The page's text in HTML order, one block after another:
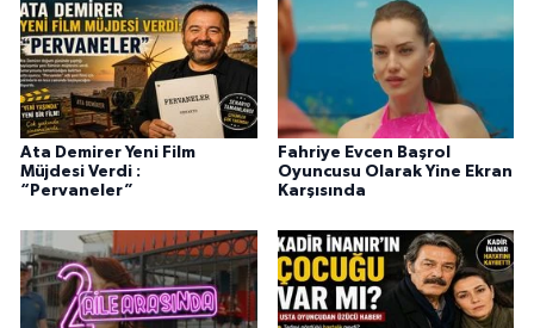
Ata Demirer Yeni Film
Müjdesi Verdi :
“Pervaneler”
Fahriye Evcen Başrol
Oyuncusu Olarak Yine Ekran
Karşısında